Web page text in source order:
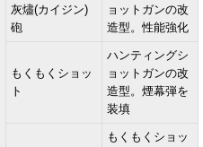
灰燼(カイジン)
砲
ョットガンの改
造型。性能強化
もくもくショッ
ト
ハンティングシ
ョットガンの改
造型。煙幕弾を
装填
もくもくショッ